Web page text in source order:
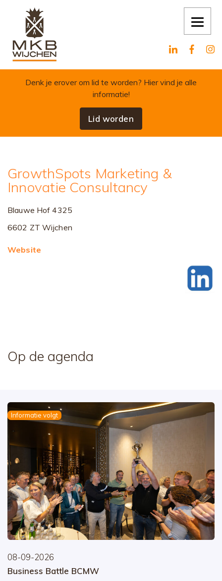
Skip to content
Denk je erover om lid te worden? Hier vind je alle
informatie!
Lid worden
GrowthSpots Marketing &
Innovatie Consultancy
Blauwe Hof 4325
6602 ZT Wijchen
Website
Op de agenda
Informatie volgt
08-09-2026
Business Battle BCMW